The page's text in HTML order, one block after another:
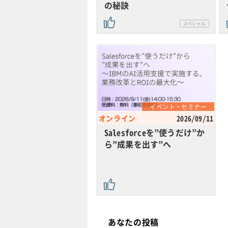
の秘訣
イベント・セミナー
オンライン 2026/09/11
Salesforceを”使うだけ”か
ら”成果を出す”へ
あなたの投稿